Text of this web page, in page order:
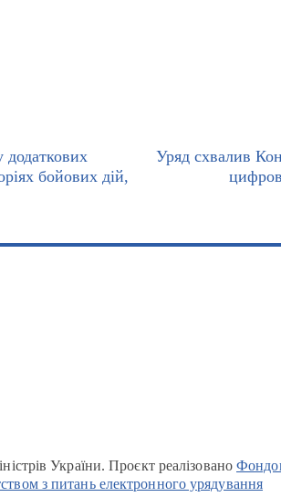
бойових дій,
Уряд схвалив
України. Проєкт реалізовано
з питань електронного урядування